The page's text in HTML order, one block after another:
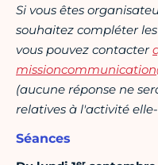
Si vous êtes
souhaitez compléter
vous pouvez contacter
(aucune réponse ne
relatives à l'activité
Séances